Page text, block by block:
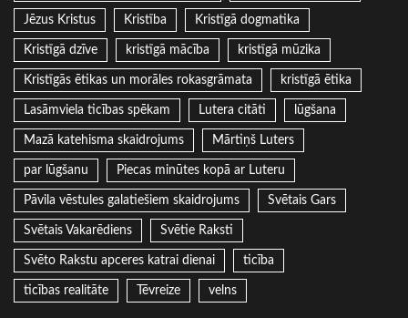
Jēzus Kristus Kristība Kristīgā dogmatika
Kristīgā dzīve kristīgā mācība kristīgā mūzika
Kristīgās ētikas un morāles rokasgrāmata kristīgā ētika
Lasāmviela ticības spēkam Lutera citāti lūgšana
Mazā katehisma skaidrojums Mārtiņš Luters
par lūgšanu Piecas minūtes kopā ar Luteru
Pāvila vēstules galatiešiem skaidrojums Svētais Gars
Svētais Vakarēdiens Svētie Raksti
Svēto Rakstu apceres katrai dienai ticība
ticības realitāte Tēvreize velns